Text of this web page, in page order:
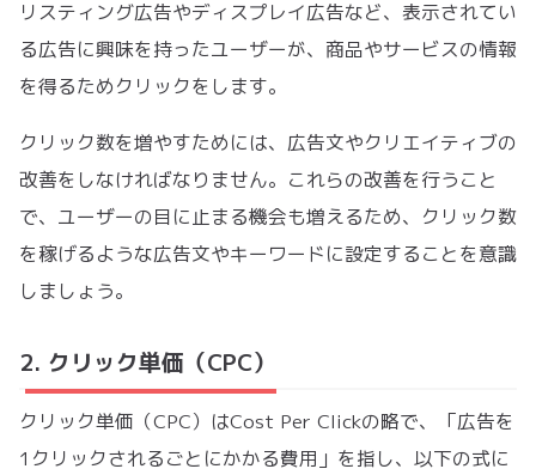
リスティング広告やディスプレイ広告など、表示されてい
る広告に興味を持ったユーザーが、商品やサービスの情報
を得るためクリックをします。
クリック数を増やすためには、広告文やクリエイティブの
改善をしなければなりません。これらの改善を行うこと
で、ユーザーの目に止まる機会も増えるため、クリック数
を稼げるような広告文やキーワードに設定することを意識
しましょう。
2. クリック単価（CPC）
クリック単価（CPC）はCost Per Clickの略で、「広告を
1クリックされるごとにかかる費用」を指し、以下の式に